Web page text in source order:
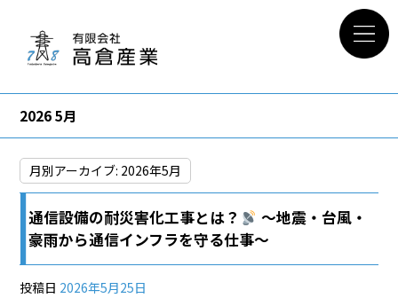
2026 5月
月別アーカイブ: 2026年5月
通信設備の耐災害化工事とは？
〜地震・台風・
豪雨から通信インフラを守る仕事〜
投稿日 2026年5月25日